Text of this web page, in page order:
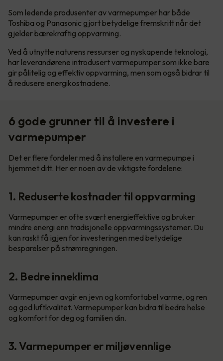
Som ledende produsenter av varmepumper har både
Toshiba og Panasonic gjort betydelige fremskritt når det
gjelder bærekraftig oppvarming.
Ved å utnytte naturens ressurser og nyskapende teknologi,
har leverandørene introdusert varmepumper som ikke bare
gir pålitelig og effektiv oppvarming, men som også bidrar til
å redusere energikostnadene.
6 gode grunner til å investere i
varmepumper
Det er flere fordeler med å installere en varmepumpe i
hjemmet ditt. Her er noen av de viktigste fordelene:
1. Reduserte kostnader til oppvarming
Varmepumper er ofte svært energieffektive og bruker
mindre energi enn tradisjonelle oppvarmingssystemer. Du
kan raskt få igjen for investeringen med betydelige
besparelser på strømregningen.
2. Bedre inneklima
Varmepumper avgir en jevn og komfortabel varme, og ren
og god luftkvalitet. Varmepumper kan bidra til bedre helse
og komfort for deg og familien din.
3. Varmepumper er miljøvennlige